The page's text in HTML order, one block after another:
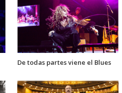
De todas partes viene el Blues